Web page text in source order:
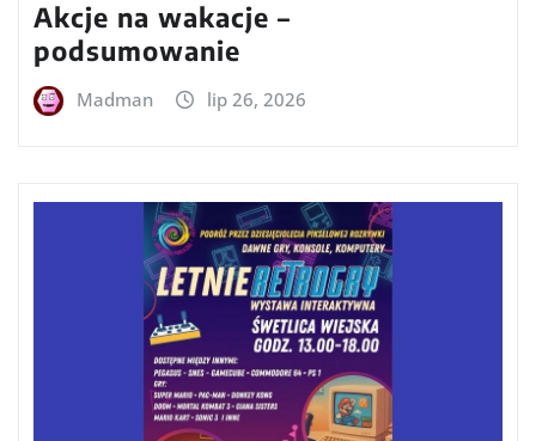
Akcje na wakacje –
podsumowanie
Madman lip 26, 2026